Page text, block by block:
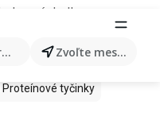
produkty... Zvoľte mesto
výsledky.
- Kde
Proteínové tyčinky